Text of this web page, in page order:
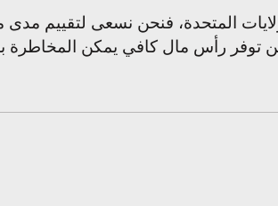
المتحدة، فنحن نسعى لتقييم
توفر رأس مال كافي يمكن المخاطرة